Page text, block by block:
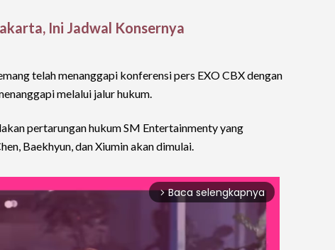
Ini Jadwal Konsernya
telah menanggapi konferensi pers EXO CBX dengan
melalui jalur hukum.
pertarungan hukum SM Entertainmenty yang
Baekhyun, dan Xiumin akan dimulai.
arrow_forward_ios Baca selengkapnya